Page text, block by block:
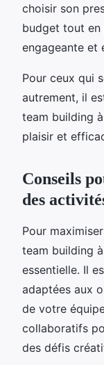
choisir son
budget tout en
engageante et
Pour ceux qui
autrement, il
team building
plaisir et
Conseils
des
Pour
team building
essentielle. Il
adaptées aux
de votre
collaboratifs
des défis